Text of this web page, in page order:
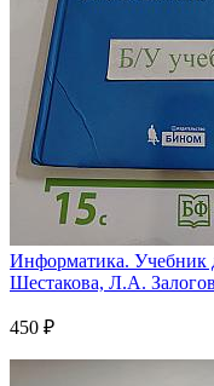
Информатика. Учебник
Шестакова, Л.А.
450 ₽